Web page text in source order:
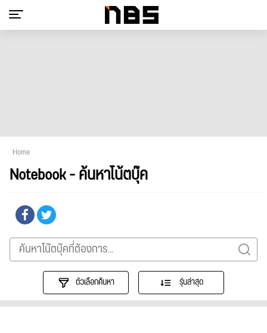
Home
Notebook - ค้นหาโน้ตบุ๊ค
ตัวเลือกค้นหา รุ่นล่าสุด